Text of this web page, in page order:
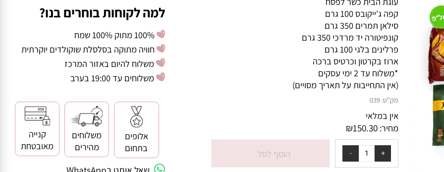
עוגת הבית כשר לפסח
קפה ג'ייקובס 100 גרם
סילאן תמרים 350 גרם
קונפיטורה יד מרדכי 350 גרם
פרלינים בלגי 100 גרם
ארוז בקרטון וכרטיס ברכה
*משלוח עד 2 ימי עסקים
(אין התחייבות על תאריך מסויים)
אין במלאי
מחיר:
₪150.30
הוסף לסל
למה לקוחות בוחרים בנו?
100% מתוק 100% שמח
חוויה מתוקה בסלסלת שוקולדים יוקרתית
משלוח להיום באזור המרכז
אלופים
בתחום
משלוחים
מהירים
קנייה
מאובטחת